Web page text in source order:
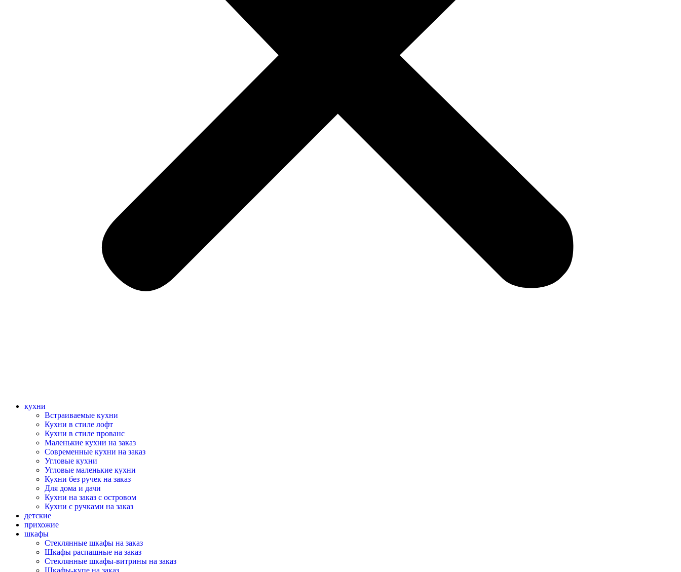
кухни
Встраиваемые кухни
Кухни в стиле лофт
Кухни в стиле прованс
Маленькие кухни на заказ
Современные кухни на заказ
Угловые кухни
Угловые маленькие кухни
Кухни без ручек на заказ
Для дома и дачи
Кухни на заказ с островом
Кухни с ручками на заказ
детские
прихожие
шкафы
Стеклянные шкафы на заказ
Шкафы распашные на заказ
Стеклянные шкафы-витрины на заказ
Шкафы-купе на заказ